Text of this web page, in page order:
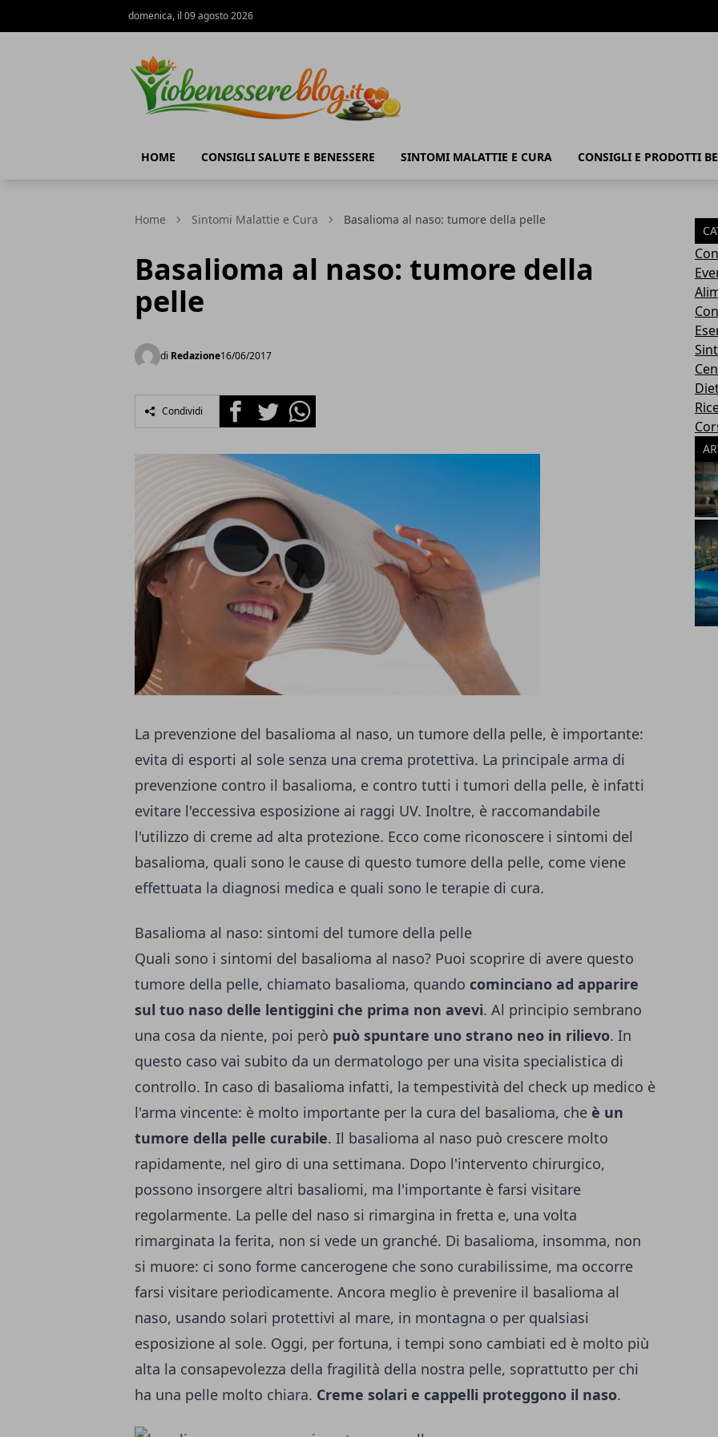
domenica, il 09 agosto 2026
HOME CONSIGLI SALUTE E BENESSERE SINTOMI MALATTIE E CURA CONSIGLI E PRODOTTI
Home Sintomi Malattie e Cura Basalioma al naso: tumore della pelle
Basalioma al naso: tumore della
pelle
di Redazione16/06/2017
Condividi FacebookTwitterWhatsapp
La prevenzione del basalioma al naso, un tumore della pelle, è importante:
evita di esporti al sole senza una crema protettiva. La principale arma di
prevenzione contro il basalioma, e contro tutti i tumori della pelle, è infatti
evitare l'eccessiva esposizione ai raggi UV. Inoltre, è raccomandabile
l'utilizzo di creme ad alta protezione. Ecco come riconoscere i sintomi del
basalioma, quali sono le cause di questo tumore della pelle, come viene
effettuata la diagnosi medica e quali sono le terapie di cura.
Basalioma al naso: sintomi del tumore della pelle
Quali sono i sintomi del basalioma al naso? Puoi scoprire di avere questo
tumore della pelle, chiamato basalioma, quando cominciano ad apparire
sul tuo naso delle lentiggini che prima non avevi. Al principio sembrano
una cosa da niente, poi però può spuntare uno strano neo in rilievo. In
questo caso vai subito da un dermatologo per una visita specialistica di
controllo. In caso di basalioma infatti, la tempestività del check up medico è
l'arma vincente: è molto importante per la cura del basalioma, che è un
tumore della pelle curabile. Il basalioma al naso può crescere molto
rapidamente, nel giro di una settimana. Dopo l'intervento chirurgico,
possono insorgere altri basaliomi, ma l'importante è farsi visitare
regolarmente. La pelle del naso si rimargina in fretta e, una volta
rimarginata la ferita, non si vede un granché. Di basalioma, insomma, non
si muore: ci sono forme cancerogene che sono curabilissime, ma occorre
farsi visitare periodicamente. Ancora meglio è prevenire il basalioma al
naso, usando solari protettivi al mare, in montagna o per qualsiasi
esposizione al sole. Oggi, per fortuna, i tempi sono cambiati ed è molto più
alta la consapevolezza della fragilità della nostra pelle, soprattutto per chi
ha una pelle molto chiara. Creme solari e cappelli proteggono il naso.